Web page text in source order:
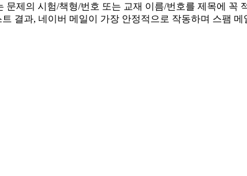
제의 시험/책형/번호 또는 교재 이름/번호를 제목에 꼭
결과, 네이버 메일이 가장 안정적으로 작동하며 스팸